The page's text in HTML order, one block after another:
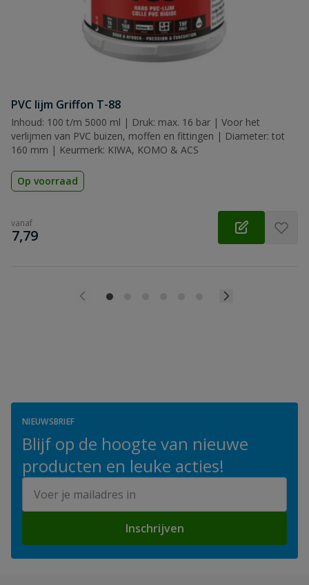
PVC lijm Griffon T-88
Inhoud: 100 t/m 5000 ml | Druk: max. 16 bar | Voor het
verlijmen van PVC buizen, moffen en fittingen | Diameter: tot
160 mm | Keurmerk: KIWA, KOMO & ACS
Op voorraad
vanaf
€
7,79
NIEUWSBRIEF
Blijf op de hoogte van nieuwe
producten en leuke acties!
Inschrijven